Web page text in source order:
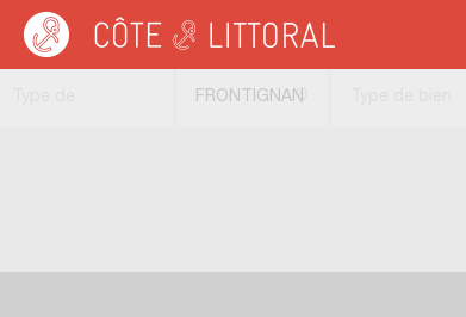
Côte & Littoral > Immobilier de prestige> Manoirs
FRONTIGNAN